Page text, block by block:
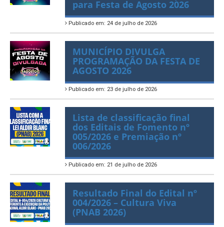
credenciamento de Imprensa
para Festa de Agosto 2026
MUNICÍPIO DIVULGA
PROGRAMAÇÃO DA FESTA DE
AGOSTO 2026
Lista de classificação final
dos Editais de Fomento nº
005/2026 e Premiação nº
006/2026
Resultado Final do Edital nº
004/2026 – Cultura Viva